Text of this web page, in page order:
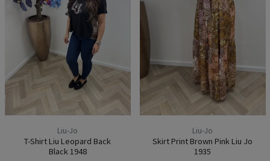
Liu-Jo
T-Shirt Liu Leopard Back
Black 1948
Liu-Jo
Skirt Print Brown Pink Liu Jo
1935